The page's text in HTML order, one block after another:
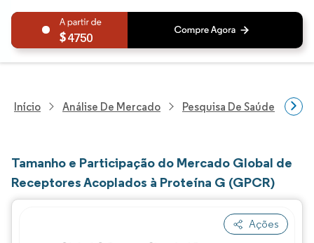
4750
Início Análise De Mercado Pesquisa De Saúde
Tamanho e Participação do Mercado Global de
Receptores Acoplados à Proteína G (GPCR)
Ações